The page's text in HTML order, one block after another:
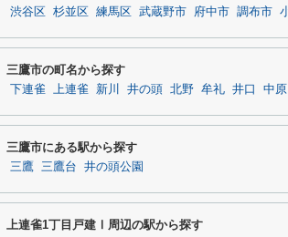
渋谷区 杉並区 練馬区 武蔵野市 府中市 調布市
三鷹市の町名から探す
下連雀 上連雀 新川 井の頭 北野 牟礼 井口 中原
三鷹市にある駅から探す
三鷹 三鷹台 井の頭公園
上連雀1丁目戸建Ⅰ周辺の駅から探す